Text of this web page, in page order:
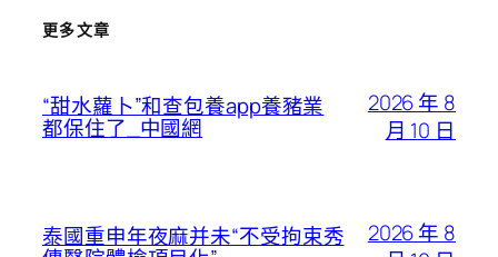
更多文章
“甜水蘿卜”和查包養app養豬業
都保住了_中國網
2026 年 8
月 10 日
泰國重申年夜麻并未“不受拘束秀
2026 年 8